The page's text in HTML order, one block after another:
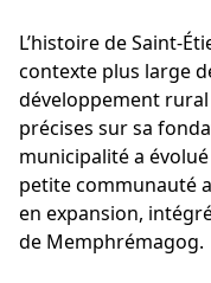
L’histoire de Saint-
contexte plus large
développement rural
précises sur sa
municipalité a
petite communauté
en expansion,
de Memphrémagog.